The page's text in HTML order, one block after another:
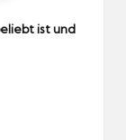
ist und